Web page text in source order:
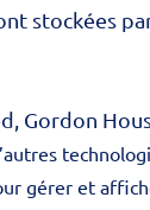
stockées
Gordon
gérer et